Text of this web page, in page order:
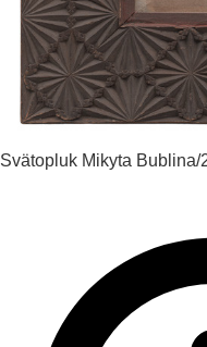
Svätopluk Mikyta Bublina/